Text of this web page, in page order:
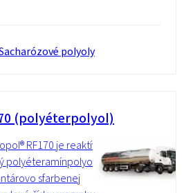
polyoly
(polyéterpolyol)
RF170 je reaktívny,
polyéteramínpolyol.
sfarbenej